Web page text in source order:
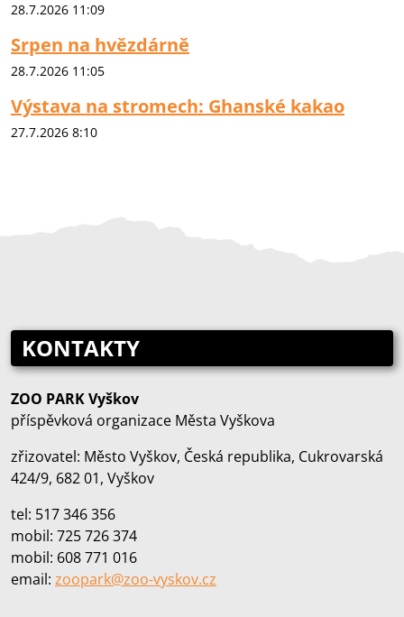
28.7.2026 11:09
Srpen na hvězdárně
28.7.2026 11:05
Výstava na stromech: Ghanské kakao
27.7.2026 8:10
KONTAKTY
ZOO PARK Vyškov
příspěvková organizace Města Vyškova
zřizovatel: Město Vyškov, Česká republika, Cukrovarská
424/9, 682 01, Vyškov
tel: 517 346 356
mobil: 725 726 374
mobil: 608 771 016
email: zoopark@zoo‑vyskov.cz